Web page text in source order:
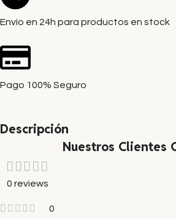
Envío en 24h para productos en stock
Pago 100% Seguro
Descripción
Nuestros Clientes
0 reviews
0